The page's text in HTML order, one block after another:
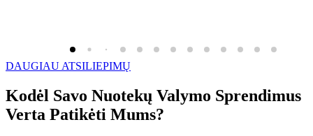
DAUGIAU ATSILIEPIMŲ
Kodėl Savo Nuotekų Valymo Sprendimus
Verta Patikėti Mums?